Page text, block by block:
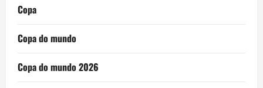
Copa
Copa do mundo
Copa do mundo 2026